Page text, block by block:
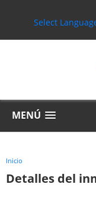
Select
MENÚ
Inicio
Detalles del